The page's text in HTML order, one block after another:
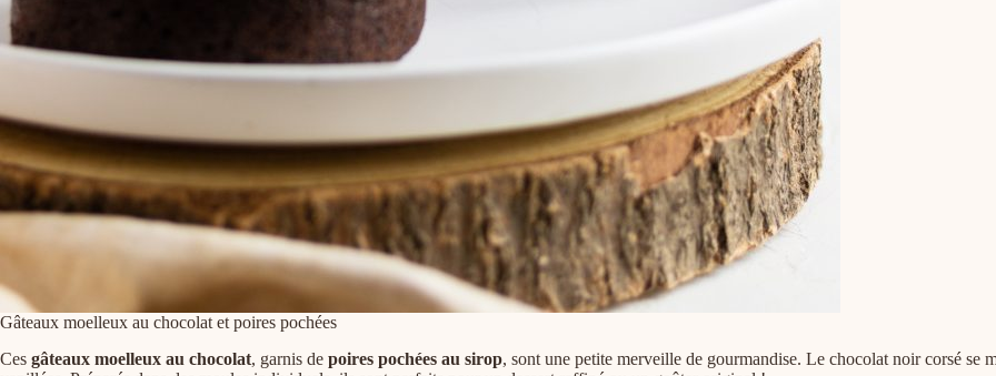
Gâteaux moelleux au chocolat et poires pochées
Ces gâteaux moelleux au chocolat, garnis de poires pochées au sirop, sont une petite merveille de gourmandise. Le chocolat noir corsé se